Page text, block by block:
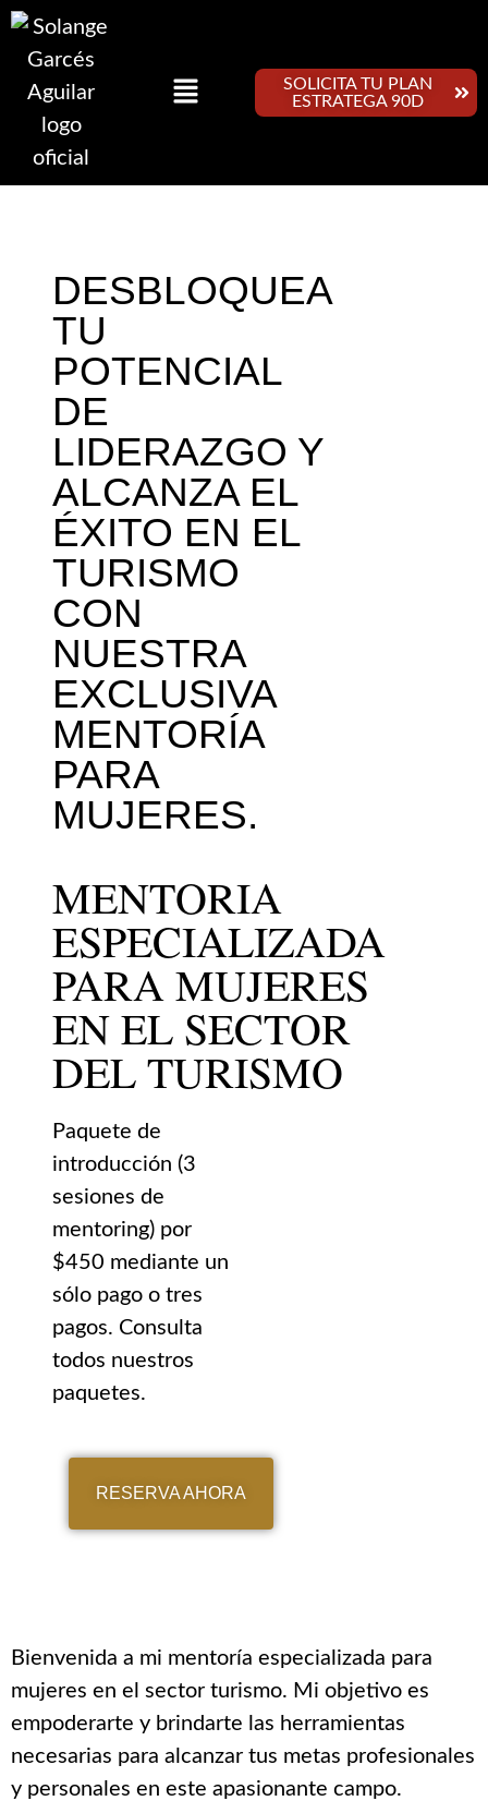
SOLICITA TU PLAN
ESTRATEGA 90D
DESBLOQUEA
TU
POTENCIAL
DE
LIDERAZGO Y
ALCANZA EL
ÉXITO EN EL
TURISMO
CON
NUESTRA
EXCLUSIVA
MENTORÍA
PARA
MUJERES.
MENTORIA
ESPECIALIZADA
PARA MUJERES
EN EL SECTOR
DEL TURISMO
Paquete de
introducción (3
sesiones de
mentoring) por
$450 mediante un
sólo pago o tres
pagos. Consulta
todos nuestros
paquetes.
RESERVA AHORA
Bienvenida a mi mentoría especializada para
mujeres en el sector turismo. Mi objetivo es
empoderarte y brindarte las herramientas
necesarias para alcanzar tus metas profesionales
y personales en este apasionante campo.